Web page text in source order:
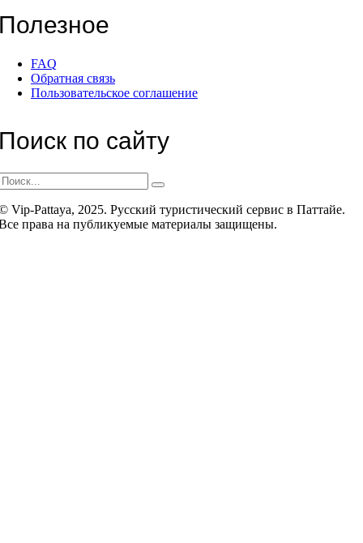
FAQ
Обратная связь
Пользовательское соглашение
по сайту
Vip-Pattaya, 2025. Русский туристический сервис в Паттайе.
права на публикуемые материалы защищены.